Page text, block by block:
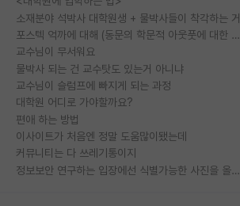
소재분야 석박사 대학원생 + 물박사들이 착각하는 거
포스텍 억까에 대해 (동문의 학문적 아웃풋에 대한 반박)
교수님이 무서워요
물박사 되는 건 교수탓도 있는거 아니냐
교수님이 슬럼프에 빠지게 되는 과정
대학원 어디로 가야할까요?
편애 하는 방법
이사이트가 처음엔 정말 도움많이됐는데
커뮤니티는 다 쓰레기통이지
정보보안 연구하는 입장에선 식별가능한 사진을 올리는건 비추이긴함